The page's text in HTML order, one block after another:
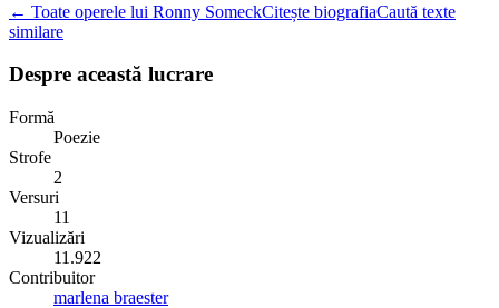
← Toate operele lui Ronny SomeckCitește biografiaCaută texte
similare
Despre această lucrare
Formă
Poezie
Strofe
2
Versuri
11
Vizualizări
11.922
Contribuitor
marlena braester